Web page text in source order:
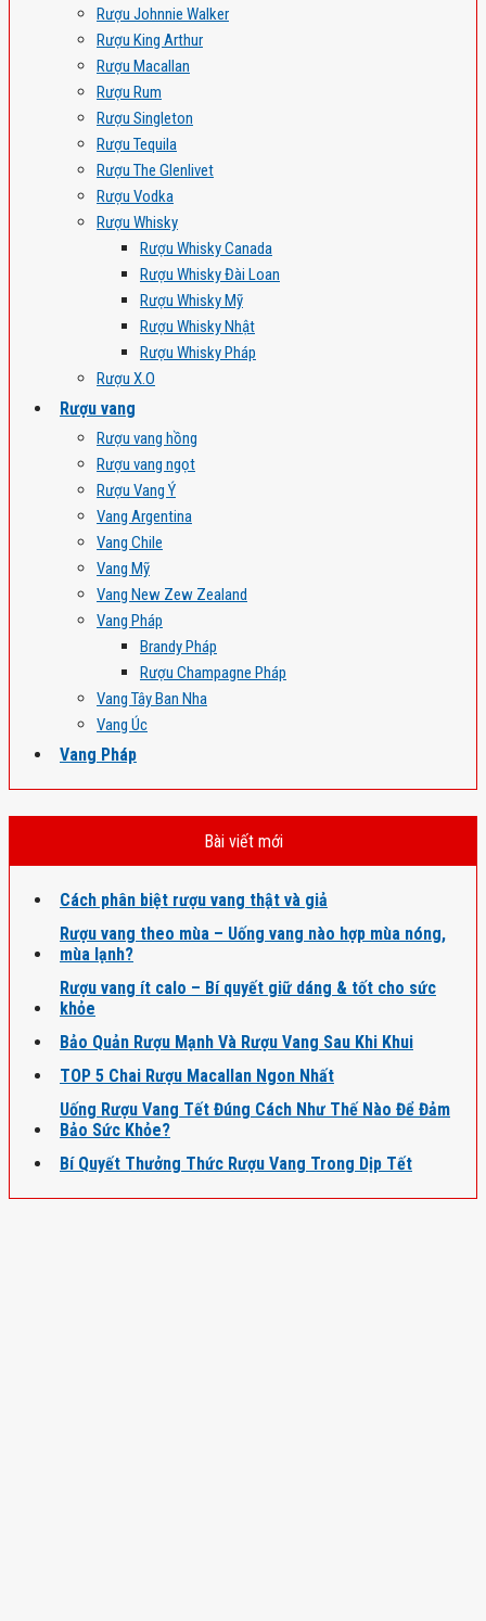
Rượu Johnnie Walker
Rượu King Arthur
Rượu Macallan
Rượu Rum
Rượu Singleton
Rượu Tequila
Rượu The Glenlivet
Rượu Vodka
Rượu Whisky
Rượu Whisky Canada
Rượu Whisky Đài Loan
Rượu Whisky Mỹ
Rượu Whisky Nhật
Rượu Whisky Pháp
Rượu X.O
Rượu vang
Rượu vang hồng
Rượu vang ngọt
Rượu Vang Ý
Vang Argentina
Vang Chile
Vang Mỹ
Vang New Zew Zealand
Vang Pháp
Brandy Pháp
Rượu Champagne Pháp
Vang Tây Ban Nha
Vang Úc
Vang Pháp
Bài viết mới
Cách phân biệt rượu vang thật và giả
Rượu vang theo mùa – Uống vang nào hợp mùa nóng,
mùa lạnh?
Rượu vang ít calo – Bí quyết giữ dáng & tốt cho sức
khỏe
Bảo Quản Rượu Mạnh Và Rượu Vang Sau Khi Khui
TOP 5 Chai Rượu Macallan Ngon Nhất
Uống Rượu Vang Tết Đúng Cách Như Thế Nào Để Đảm
Bảo Sức Khỏe?
Bí Quyết Thưởng Thức Rượu Vang Trong Dịp Tết